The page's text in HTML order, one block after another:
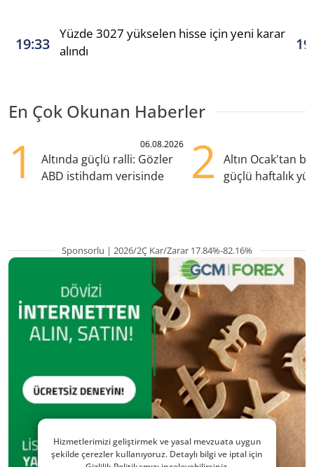
19:33
Yüzde 3027 yükselen hisse için yeni karar
alındı
En Çok Okunan Haberler
1 06.08.2026
Altında güçlü ralli: Gözler
ABD istihdam verisinde
2
Altın Ocak'tan
güçlü haftalık
Sponsorlu | 2026/2Ç Kar/Zarar 17.84%-82.16%
Hizmetlerimizi geliştirmek ve yasal mevzuata uygun
şekilde çerezler kullanıyoruz. Detaylı bilgi ve iptal için